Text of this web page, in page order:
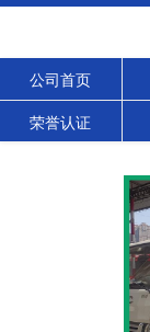
公司首页
荣誉认证